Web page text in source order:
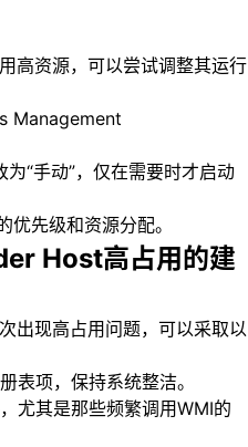
高资源，可以尝试调整其运行
Management
为“手动”，仅在需要时才启动
优先级和资源分配。
Host高占用的建
出现高占用问题，可以采取以
表项，保持系统整洁。
尤其是那些频繁调用WMI的